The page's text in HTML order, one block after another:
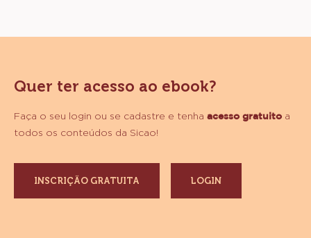
Quer ter acesso ao ebook?
Faça o seu login ou se cadastre e tenha acesso gratuito a
todos os conteúdos da Sicao!
INSCRIÇÃO GRATUITA LOGIN